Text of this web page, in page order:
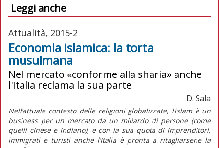
Leggi anche
Attualità, 2015-2
Economia islamica: la torta
musulmana
Nel mercato «conforme alla sharia» anche
l'Italia reclama la sua parte
D. Sala
Nell’attuale contesto delle religioni globalizzate, l’islam è un
business per un mercato da un miliardo di persone (come
quelli cinese e indiano), e con la sua quota di imprenditori,
immigrati e turisti anche l’Italia è pronta a ritagliarsene la